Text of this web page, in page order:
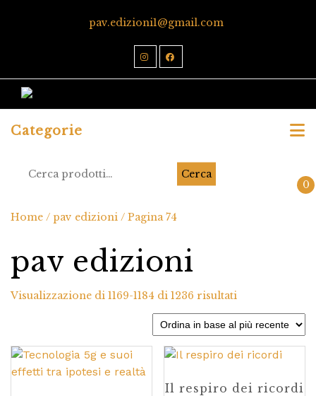
pav.edizioni1@gmail.com
Categorie
Cerca
0
Home / pav edizioni / Pagina 74
pav edizioni
Visualizzazione di 1169-1184 di 1236 risultati
Il respiro dei ricordi